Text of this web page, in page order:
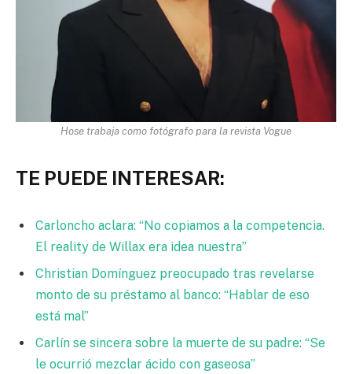
Hose trabaja como fotógrafo para la revista Vogue
TE PUEDE INTERESAR:
Carloncho aclara: “No copiamos a la competencia.
El reality de Willax era idea nuestra”
Christian Domínguez preocupado tras revelarse
monto de su préstamo al banco: “Hablar de eso
está mal”
Carlín se sincera sobre la muerte de su padre: “Se
le ocurrió mezclar ácido con gaseosa”